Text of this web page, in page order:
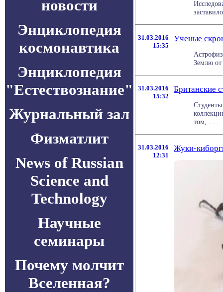
новости
Энциклопедия
космонавтика
Энциклопедия
"Естествознание"
Журнальный зал
Физматлит
News of Russian
Science and
Technology
Научные
семинары
Почему молчит
Вселенная?
31.03.2016
15:35
Ученые
Землю от
31.03.2016
15:32
Британские
том, . . .
31.03.2016
12:31
Жуки-